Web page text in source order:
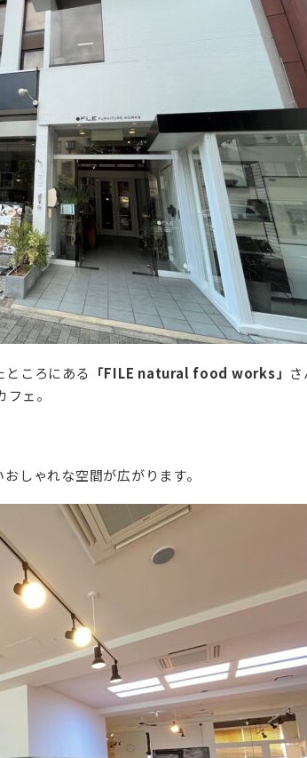
ころにある 「FILE natural food works」
ェ。
しゃれな空間が広がります。